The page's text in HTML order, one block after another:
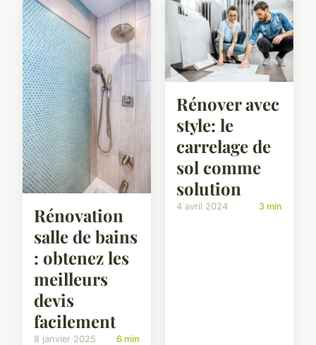
Rénovation
salle de bains
: obtenez les
meilleurs
devis
facilement
8 janvier 2025 6 min
Rénover avec
style: le
carrelage de
sol comme
solution
4 avril 2024 3 min